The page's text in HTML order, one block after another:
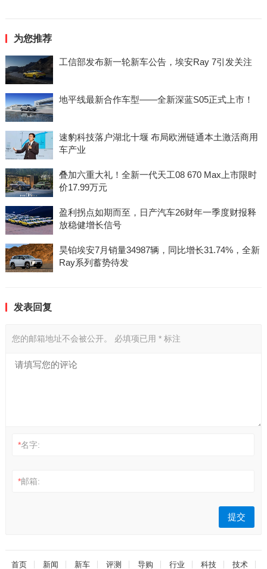
为您推荐
工信部发布新一轮新车公告，埃安Ray 7引发关注
地平线最新合作车型——全新深蓝S05正式上市！
速豹科技落户湖北十堰 布局欧洲链通本土激活商用
车产业
叠加六重大礼！全新一代天工08 670 Max上市限时
价17.99万元
盈利拐点如期而至，日产汽车26财年一季度财报释
放稳健增长信号
昊铂埃安7月销量34987辆，同比增长31.74%，全新
Ray系列蓄势待发
发表回复
您的邮箱地址不会被公开。 必填项已用 *标注
*名字:
*邮箱:
首页 新闻 新车 评测 导购 行业 科技 技术